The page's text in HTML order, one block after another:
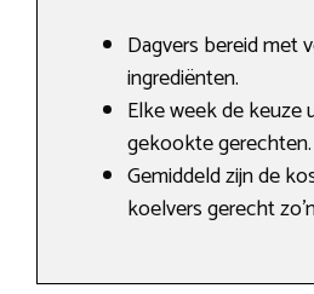
Dagvers bereid met
ingrediënten.
Elke week de keuze
gekookte gerechten.
Gemiddeld zijn de
koelvers gerecht